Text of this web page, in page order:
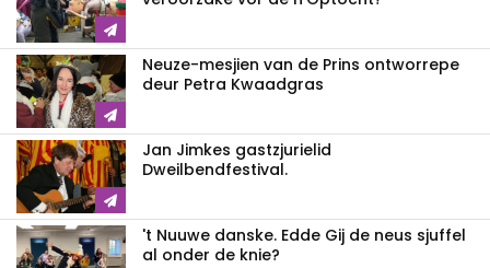
Neuze-mesjien van de Prins ontworrepe
deur Petra Kwaadgras
Jan Jimkes gastzjurielid
Dweilbendfestival.
't Nuuwe danske. Edde Gij de neus sjuffel
al onder de knie?